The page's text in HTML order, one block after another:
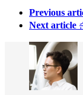
Previous
Next article